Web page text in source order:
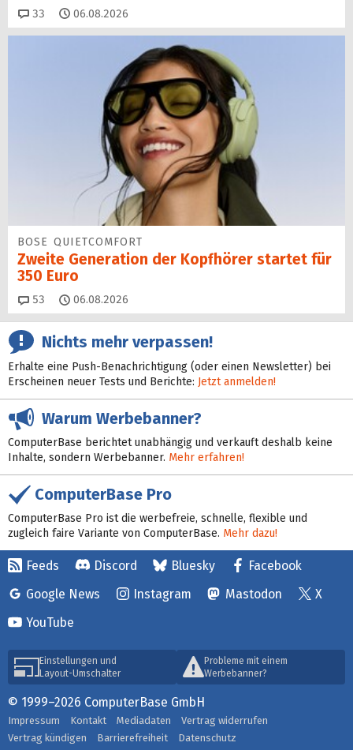
33 Kommentare
06.08.2026
BOSE QUIETCOMFORT
Zweite Generation der Kopfhörer startet für
350 Euro
53 Kommentare
06.08.2026
Nichts mehr verpassen!
Erhalte eine Push-Benachrichtigung (oder einen Newsletter) bei
Erscheinen neuer Tests und Berichte: Jetzt anmelden!
Warum Werbebanner?
ComputerBase berichtet unabhängig und verkauft deshalb keine
Inhalte, sondern Werbebanner. Mehr erfahren!
ComputerBase Pro
ComputerBase Pro ist die werbefreie, schnelle, flexible und
zugleich faire Variante von ComputerBase. Mehr dazu!
Feeds Discord Bluesky
Facebook
Google News
Instagram Mastodon
X
YouTube
Einstellungen und
Layout-Umschalter
Probleme mit einem
Werbebanner?
© 1999–2026 ComputerBase GmbH
Impressum Kontakt Mediadaten
Vertrag widerrufen
Vertrag kündigen
Barrierefreiheit Datenschutz